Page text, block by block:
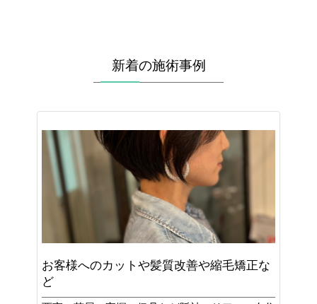
新着の施術事例
お客様へのカットや髪質改善や縮毛矯正な
ど